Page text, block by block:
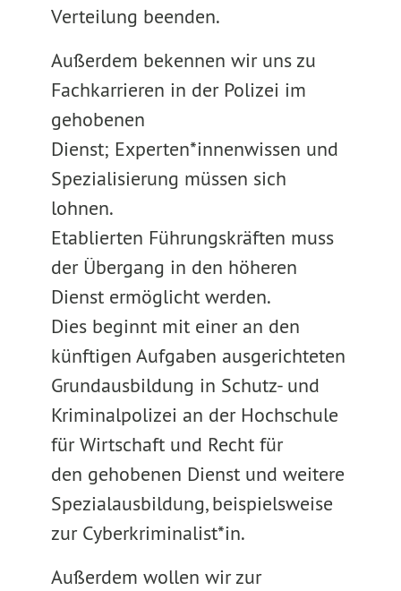
Verteilung beenden.
Außerdem bekennen wir uns zu
Fachkarrieren in der Polizei im
gehobenen
Dienst; Experten*innenwissen und
Spezialisierung müssen sich
lohnen.
Etablierten Führungskräften muss
der Übergang in den höheren
Dienst ermöglicht werden.
Dies beginnt mit einer an den
künftigen Aufgaben ausgerichteten
Grundausbildung in Schutz- und
Kriminalpolizei an der Hochschule
für Wirtschaft und Recht für
den gehobenen Dienst und weitere
Spezialausbildung, beispielsweise
zur Cyberkriminalist*in.
Außerdem wollen wir zur